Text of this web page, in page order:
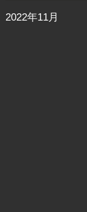
2022年11月